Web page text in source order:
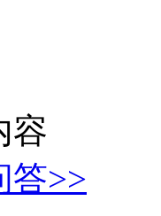
容
答>>